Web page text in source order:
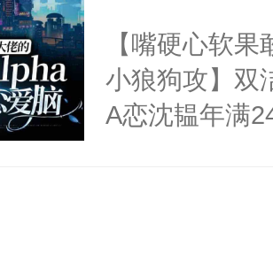
会给大师兄
现言烬就站在
静。这一世，
子：“呸！”
子！”宁渊候
知：1.双洁，
来像是虐文，
【嘴硬心软
小狼狗攻】双
A恋沈韫年满